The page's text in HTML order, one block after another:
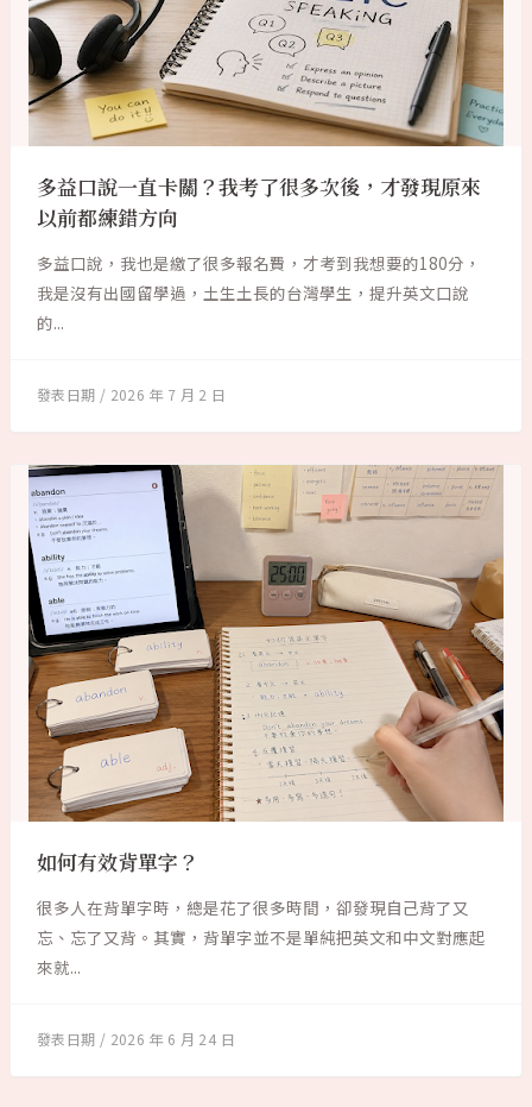
多益口說一直卡關？我考了很多次後，才發現原來
以前都練錯方向
多益口說，我也是繳了很多報名費，才考到我想要的180分，
我是沒有出國留學過，土生土長的台灣學生，提升英文口說
的...
2026 年 7 月 2 日
如何有效背單字？
很多人在背單字時，總是花了很多時間，卻發現自己背了又
忘、忘了又背。其實，背單字並不是單純把英文和中文對應起
來就...
2026 年 6 月 24 日